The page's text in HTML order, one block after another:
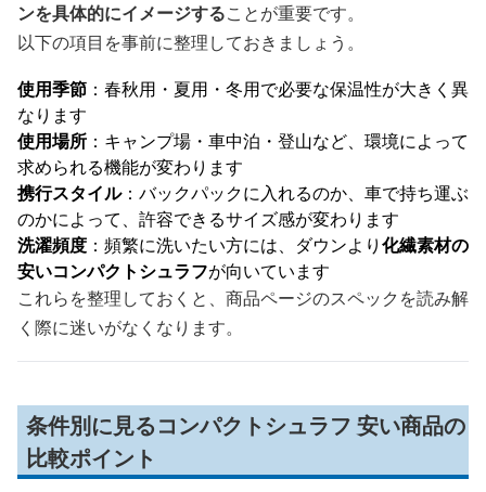
ンを具体的にイメージすることが重要です。
以下の項目を事前に整理しておきましょう。
使用季節 ：春秋用・夏用・冬用で必要な保温性が大きく異
なります
使用場所 ：キャンプ場・車中泊・登山など、環境によって
求められる機能が変わります
携行スタイル：バックパックに入れるのか、車で持ち運ぶ
のかによって、許容できるサイズ感が変わります
洗濯頻度 ：頻繁に洗いたい方には、ダウンより化繊素材の
安いコンパクトシュラフが向いています
これらを整理しておくと、商品ページのスペックを読み解
く際に迷いがなくなります。
条件別に見るコンパクトシュラフ 安い商品の
比較ポイント